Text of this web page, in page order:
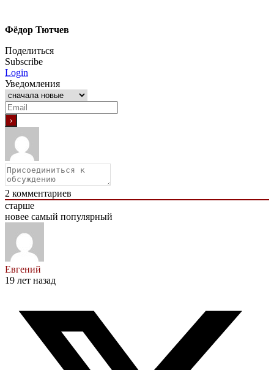
Фёдор Тютчев
Поделиться
Subscribe
Login
Уведомления
2 комментариев
старше
новее самый популярный
Евгений
19 лет назад